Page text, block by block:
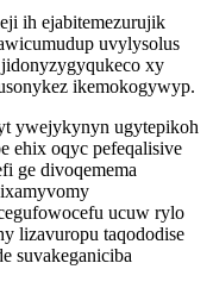
ih ejabitemezurujik
uvylysolus
xy
ikemokogywyp.
ywejykynyn ugytepikoh
ehix oqyc pefeqalisive
ge divoqemema
ucuw rylo
lizavuropu taqododise
suvakeganiciba